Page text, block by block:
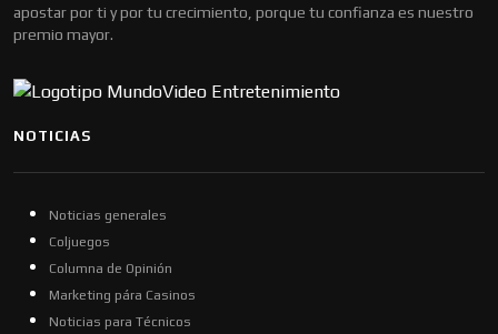
apostar por ti y por tu crecimiento, porque tu confianza es nuestro
premio mayor.
NOTICIAS
Noticias generales
Coljuegos
Columna de Opinión
Marketing pára Casinos
Noticias para Técnicos